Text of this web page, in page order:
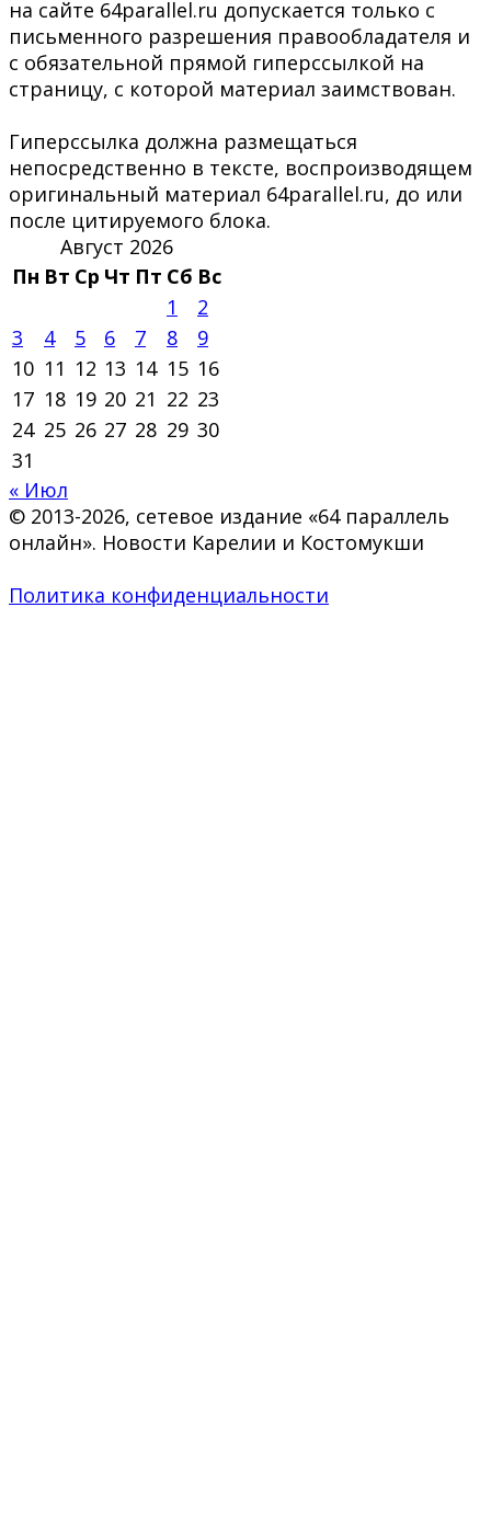
на сайте 64parallel.ru допускается только с
письменного разрешения правообладателя и
с обязательной прямой гиперссылкой на
страницу, с которой материал заимствован.
Гиперссылка должна размещаться
непосредственно в тексте, воспроизводящем
оригинальный материал 64parallel.ru, до или
после цитируемого блока.
Август 2026
Пн Вт Ср Чт Пт Сб Вс
1
2
3
4 5 6 7 8
9
10 11 12 13 14 15 16
17 18 19 20 21 22 23
24 25 26 27 28 29 30
31
« Июл
© 2013-2026, сетевое издание «64 параллель
онлайн». Новости Карелии и Костомукши
Политика конфиденциальности